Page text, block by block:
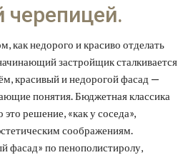
черепицей.
как недорого и красиво отделать
застройщик сталкивается
красивый и недорогой фасад —
понятия. Бюджетная классика
решение, «как у соседа»,
соображениям.
фасад» по пенополистиролу,